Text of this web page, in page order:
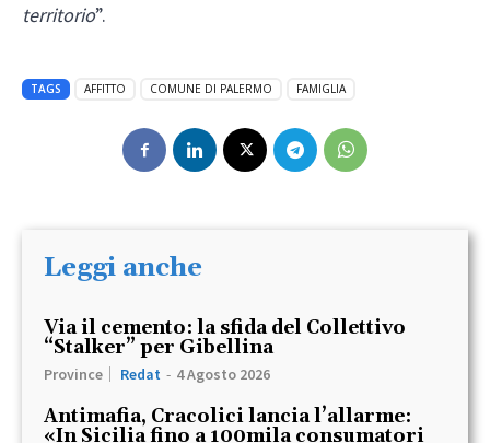
territorio”.
TAGS AFFITTO COMUNE DI PALERMO FAMIGLIA
Leggi anche
Via il cemento: la sfida del Collettivo
“Stalker” per Gibellina
Province Redat - 4 Agosto 2026
Antimafia, Cracolici lancia l’allarme:
«In Sicilia fino a 100mila consumatori